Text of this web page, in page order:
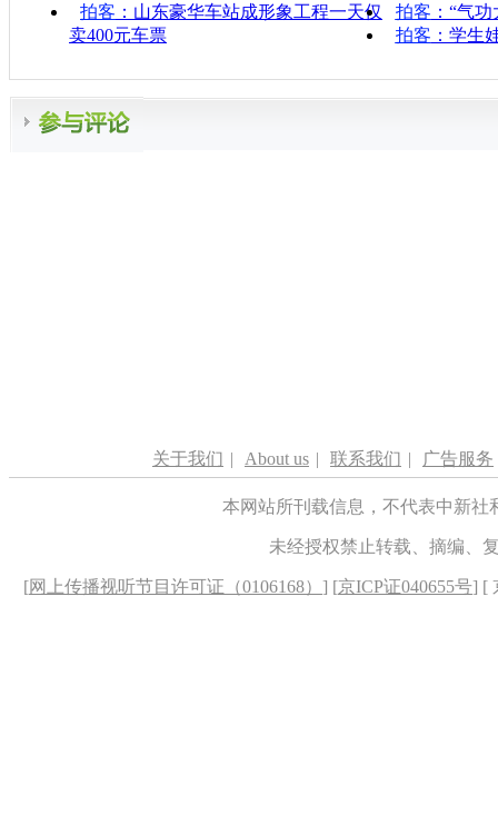
拍客 ：山东豪华车站成形象工程一天仅
卖400元车票
拍客 ：“气
拍客 ：学生
关于我们 | About us | 联系我们 | 广告服务
本网站所刊载信息，不代表中新
未经授权禁止转载、摘编、
[网上传播视听节目许可证（0106168） ] [京ICP证040655号] [